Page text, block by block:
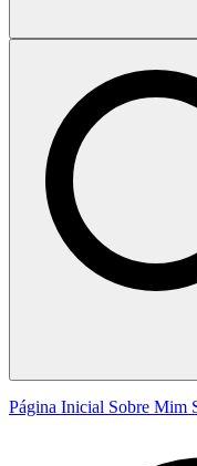
Página Inicial Sobre Mim